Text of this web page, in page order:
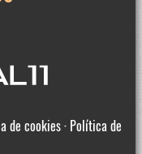
de cookies · Política de